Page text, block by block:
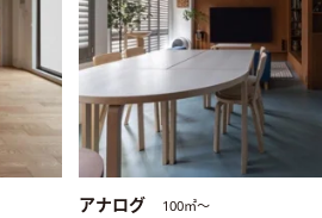
アナログ 100㎡〜